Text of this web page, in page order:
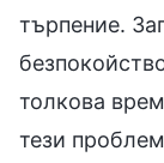
търпение.
толкова
тези